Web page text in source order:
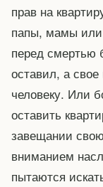
прав на
папы, мамы
перед смертью
оставил, а
человеку. Или
оставить
завещании
вниманием
пытаются